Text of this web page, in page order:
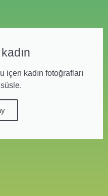
içen kadın fotoğrafları